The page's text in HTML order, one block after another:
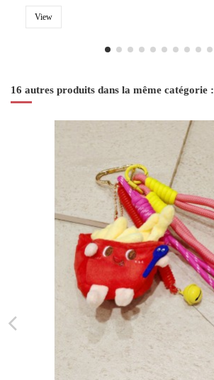
View
16 autres produits dans la même catégorie :